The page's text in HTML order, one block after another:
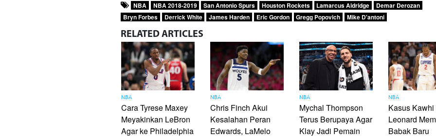
NBA NBA 2018-2019 San Antonio Spurs Houston Rockets Lamarcus Aldridge
Demar Derozan
Bryn Forbes
Derrick White James Harden Eric Gordon Gregg Popovich Mike D'antoni
RELATED ARTICLES
NBA
Cara Tyrese Maxey
Meyakinkan LeBron
Agar ke Philadelphia
NBA
Chris Finch Akui
Kesalahan Peran
Edwards, LaMelo
NBA
Mychal Thompson
Terus Berupaya Agar
Klay Jadi Pemain
NBA
Kasus Kawhi
Leonard
Babak Baru